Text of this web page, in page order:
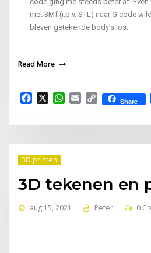
met 3Mf (i.p.v. STL) naar G code
bleven getekende body’s los.
Read More
FacebookWhatsApp
EmailCopy Share
3D printen
3D tekenen en
aug 15, 2021 Peter 0